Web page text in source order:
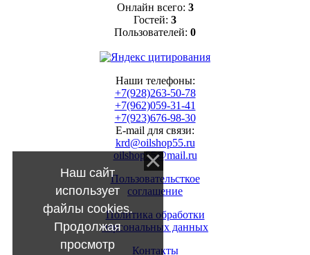
Онлайн всего: 3
Гостей: 3
Пользователей: 0
Наши телефоны:
+7(928)263-50-78
+7(962)059-31-41
+7(923)676-98-30
E-mail для связи:
krd@oilshop55.ru
oilshop55@mail.ru
Пользовательсткое
соглашение
Политика обработки
персональных данных
Контакты
Наш сайт
использует
файлы cookies.
Продолжая
просмотр